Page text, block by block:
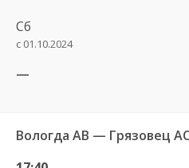
Сб
с 01.10.2024
—
Вологда АВ — Грязовец